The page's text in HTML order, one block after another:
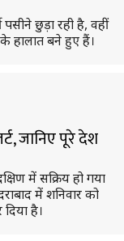
छुड़ा रही है, वहीं
के हालात बने हुए हैं।
जानिए पूरे देश
में सक्रिय हो गया
में शनिवार को
है।